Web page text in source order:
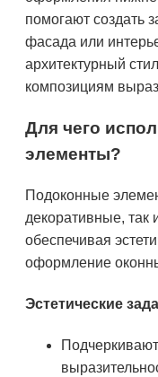
помогают создать
фасада или
архитектурный
композициям
Для чего
элементы?
Подоконные
декоративные, так
обеспечивая
оформление
Эстетические